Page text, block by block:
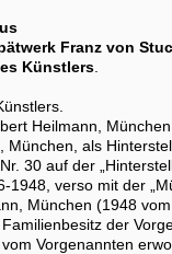
Franz von
Künstlers.
Heilmann,
als
30 auf der
verso mit der
München (1948
der
Vorgenannten